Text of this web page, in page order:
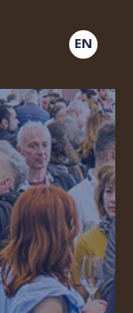
EN